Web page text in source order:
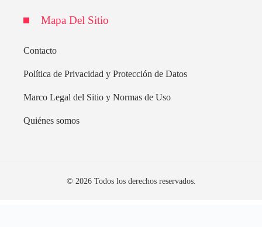
Mapa Del Sitio
Contacto
Política de Privacidad y Protección de Datos
Marco Legal del Sitio y Normas de Uso
Quiénes somos
© 2026 Todos los derechos reservados.